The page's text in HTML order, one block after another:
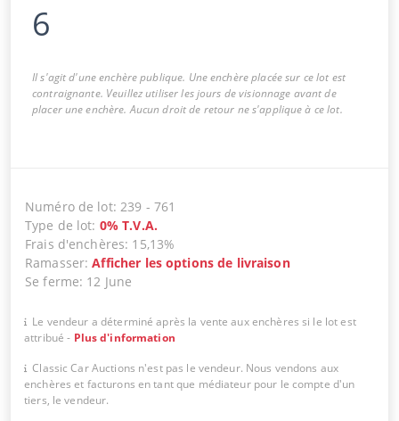
6
Il s'agit d'une enchère publique. Une enchère placée sur ce lot est
contraignante. Veuillez utiliser les jours de visionnage avant de
placer une enchère. Aucun droit de retour ne s'applique à ce lot.
Numéro de lot:239 - 761
Type de lot: 0% T.V.A.
Frais d'enchères: 15,13%
Ramasser:Afficher les options de livraison
Se ferme: 12 June
Le vendeur a déterminé après la vente aux enchères si le lot est
attribué - Plus d'information
Classic Car Auctions n'est pas le vendeur. Nous vendons aux
enchères et facturons en tant que médiateur pour le compte d'un
tiers, le vendeur.